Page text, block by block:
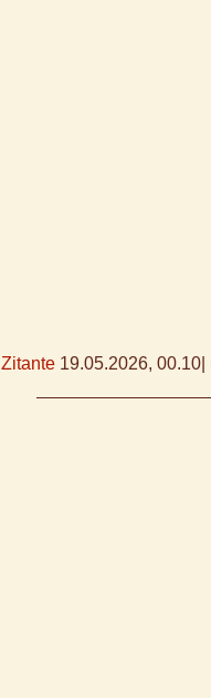
Zitante 19.05.2026, 00.10